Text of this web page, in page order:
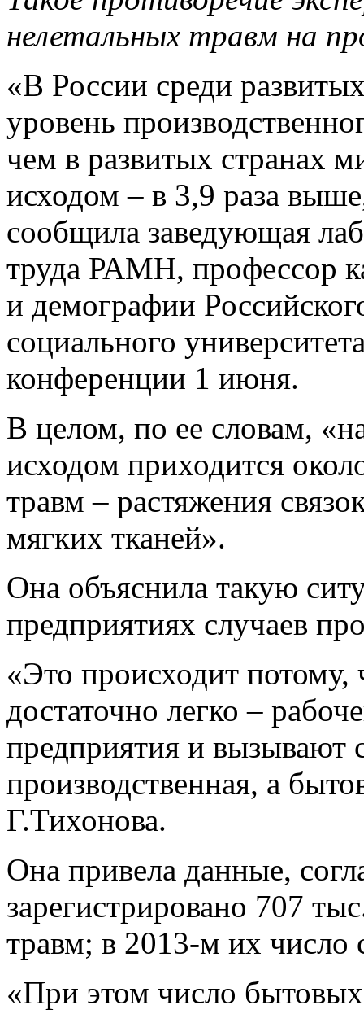
нелетальных травм на
«В России среди
уровень
чем в развитых странах
исходом – в 3,9 раза
сообщила заведующая
труда РАМН, профессор
и демографии
социального
конференции 1 июня.
В целом, по ее словам,
исходом приходится
травм – растяжения
мягких тканей».
Она объяснила такую
предприятиях случаев
«Это происходит
достаточно легко –
предприятия и вызывают
производственная, а
Г.Тихонова.
Она привела данные,
зарегистрировано 707
травм; в 2013-м их число
«При этом число